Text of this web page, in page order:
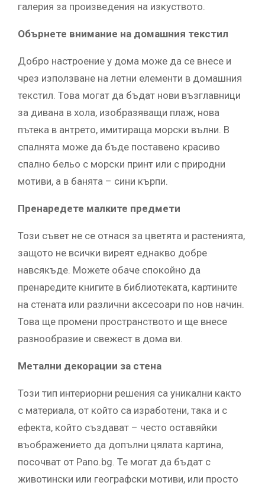
галерия за произведения на изкуството.
Обърнете внимание на домашния текстил
Добро настроение у дома може да се внесе и
чрез използване на летни елементи в домашния
текстил. Това могат да бъдат нови възглавници
за дивана в хола, изобразяващи плаж, нова
пътека в антрето, имитираща морски вълни. В
спалнята може да бъде поставено красиво
спално бельо с морски принт или с природни
мотиви, а в банята – сини кърпи.
Пренаредете малките предмети
Този съвет не се отнася за цветята и растенията,
защото не всички виреят еднакво добре
навсякъде. Можете обаче спокойно да
пренаредите книгите в библиотеката, картините
на стената или различни аксесоари по нов начин.
Това ще промени пространството и ще внесе
разнообразие и свежест в дома ви.
Метални декорации за стена
Този тип интериорни решения са уникални както
с материала, от който са изработени, така и с
ефекта, който създават – често оставяйки
въображението да допълни цялата картина,
посочват от Pano.bg. Те могат да бъдат с
животински или географски мотиви, или просто